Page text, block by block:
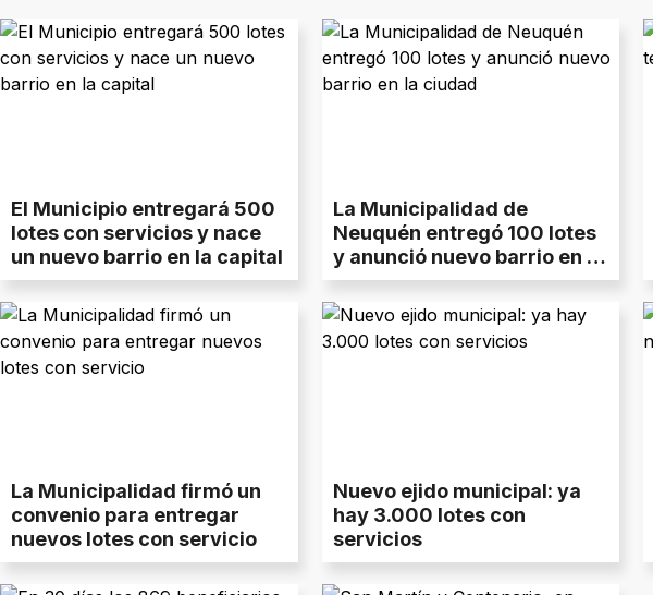
Salud.
El Municipio entregará 500
lotes con servicios y nace
un nuevo barrio en la capital
La Municipalidad de
Neuquén entregó 100 lotes
y anunció nuevo barrio en la
ciudad
La Municipalidad firmó un
convenio para entregar
nuevos lotes con servicio
Nuevo ejido municipal: ya
hay 3.000 lotes con
servicios